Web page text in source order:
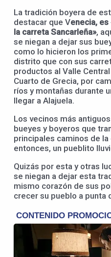
La tradición boyera de
destacar que Venecia, es
la carreta Sancarleña»,
se niegan a dejar sus
como lo hicieron los
distrito que con sus
productos al Valle
Cuarto de Grecia, por
ríos y montañas durante
llegar a Alajuela.
Los vecinos más
bueyes y boyeros que
principales caminos de
entonces, un pueblito
Quizás por esta y otras
se niegan a dejar esta
mismo corazón de sus
crecer su pueblo a punta